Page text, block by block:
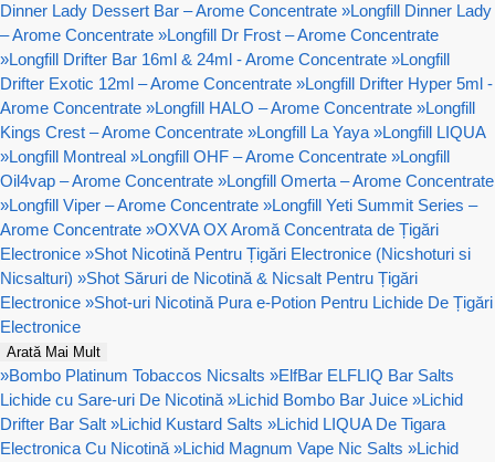
Dinner Lady Dessert Bar – Arome Concentrate »Longfill Dinner Lady
– Arome Concentrate »Longfill Dr Frost – Arome Concentrate
»Longfill Drifter Bar 16ml & 24ml - Arome Concentrate »Longfill
Drifter Exotic 12ml – Arome Concentrate »Longfill Drifter Hyper 5ml -
Arome Concentrate »Longfill HALO – Arome Concentrate »Longfill
Kings Crest – Arome Concentrate »Longfill La Yaya »Longfill LIQUA
»Longfill Montreal »Longfill OHF – Arome Concentrate »Longfill
Oil4vap – Arome Concentrate »Longfill Omerta – Arome Concentrate
»Longfill Viper – Arome Concentrate »Longfill Yeti Summit Series –
Arome Concentrate »OXVA OX Aromă Concentrata de Țigări
Electronice »Shot Nicotină Pentru Țigări Electronice (Nicshoturi si
Nicsalturi) »Shot Săruri de Nicotină & Nicsalt Pentru Țigări
Electronice »Shot-uri Nicotină Pura e-Potion Pentru Lichide De Țigări
Electronice
Arată Mai Mult
»Bombo Platinum Tobaccos Nicsalts »ElfBar ELFLIQ Bar Salts
Lichide cu Sare-uri De Nicotină »Lichid Bombo Bar Juice »Lichid
Drifter Bar Salt »Lichid Kustard Salts »Lichid LIQUA De Tigara
Electronica Cu Nicotină »Lichid Magnum Vape Nic Salts »Lichid